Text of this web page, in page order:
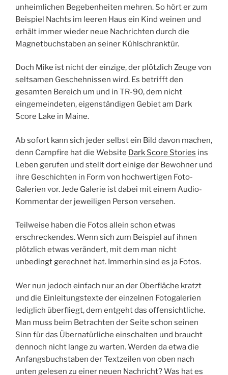
unheimlichen Begebenheiten mehren. So hört er zum
Beispiel Nachts im leeren Haus ein Kind weinen und
erhält immer wieder neue Nachrichten durch die
Magnetbuchstaben an seiner Kühlschranktür.
Doch Mike ist nicht der einzige, der plötzlich Zeuge von
seltsamen Geschehnissen wird. Es betrifft den
gesamten Bereich um und in TR-90, dem nicht
eingemeindeten, eigenständigen Gebiet am Dark
Score Lake in Maine.
Ab sofort kann sich jeder selbst ein Bild davon machen,
denn Campfire hat die Website Dark Score Stories ins
Leben gerufen und stellt dort einige der Bewohner und
ihre Geschichten in Form von hochwertigen Foto-
Galerien vor. Jede Galerie ist dabei mit einem Audio-
Kommentar der jeweiligen Person versehen.
Teilweise haben die Fotos allein schon etwas
erschreckendes. Wenn sich zum Beispiel auf ihnen
plötzlich etwas verändert, mit dem man nicht
unbedingt gerechnet hat. Immerhin sind es ja Fotos.
Wer nun jedoch einfach nur an der Oberfläche kratzt
und die Einleitungstexte der einzelnen Fotogalerien
lediglich überfliegt, dem entgeht das offensichtliche.
Man muss beim Betrachten der Seite schon seinen
Sinn für das Übernatürliche einschalten und braucht
dennoch nicht lange zu warten. Werden da etwa die
Anfangsbuchstaben der Textzeilen von oben nach
unten gelesen zu einer neuen Nachricht? Was hat es